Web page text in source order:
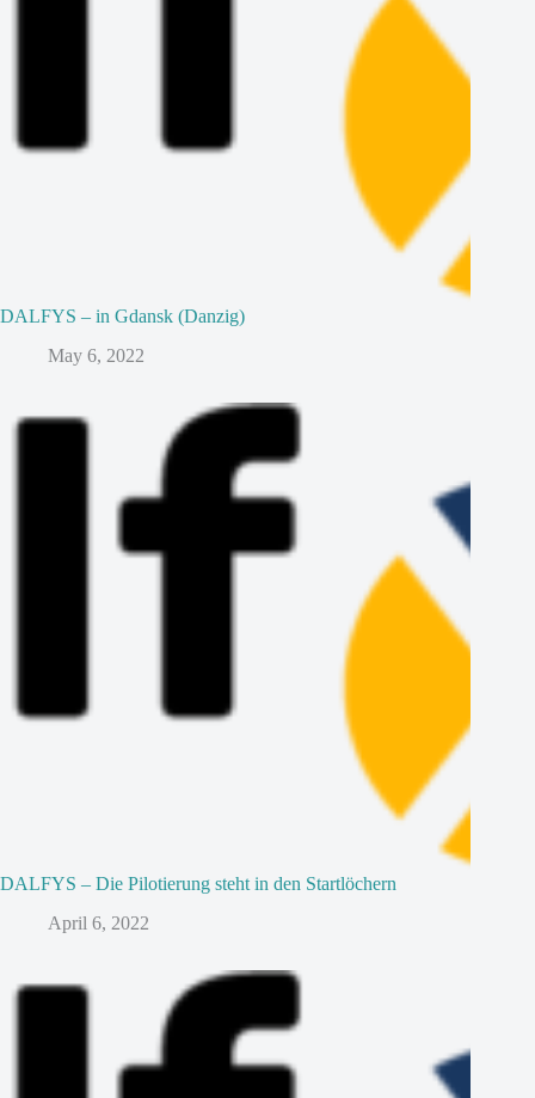
DALFYS – in Gdansk (Danzig)
May 6, 2022
DALFYS – Die Pilotierung steht in den Startlöchern
April 6, 2022